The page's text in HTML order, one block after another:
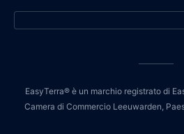
EasyTerra® è un marchio registrato di
Camera di Commercio Leeuwarden,